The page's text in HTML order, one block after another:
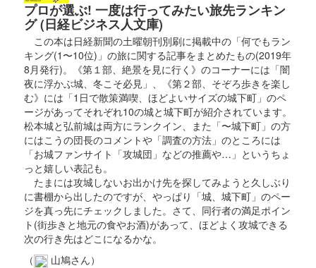
販売終了
上田城 御城印 令和7年春 3月版
販売終了
上田城 御城印 令和七年新春版
販売終了
上田城 御城印 令和六年冬版
販売終了
プロが選ぶ! 一度は行ってみたい旅先ランキン
グ (日経ビジネス人文庫)
この本は日経新聞の土曜朝刊別刷に掲載中の「何でもラン
キング(1〜10位)」の旅に関する記事をまとめたもの(2019年
8月発行)。《第１部、絶景を見に行く》のコーナーには「闇
夜に浮かぶ城、冬こそ必見」、《第２部、そぞろ歩きを楽し
む》には「1日で散策満喫、ほどよいサイズの城下町」のペ
ージがあってそれぞれ10の城と城下町が紹介されています。
松本城と弘前城は両方にランクイン、また「〜城下町」の方
にはこうの団長のコメントや「調査の方法」のところには
「お城ファンサイト「攻城団」などの推薦や…」というちょ
っと嬉しい表記も。
たまには攻城しないお出かけ先を探してみようと久しぶり
に書棚から出したのですが、やっぱり「城、城下町」のペー
ジを真っ先にチェックしました。さて、同行者の満足ポイン
ト(街歩きと地元の食やお酒)があって、ほどよく攻城できる
次の行き先はどこになるかな。
（
山鳩さん）